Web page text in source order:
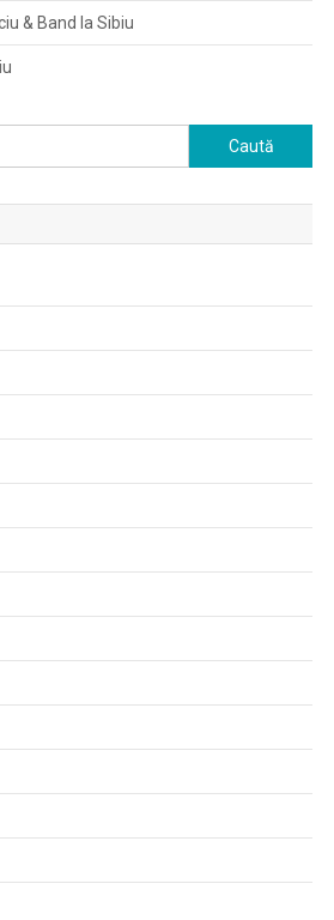
& Band la Sibiu
Caută
după: